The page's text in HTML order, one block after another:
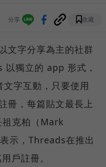
分享 收藏
文字分享為主的社群
獨立的 app 形式，
字互動，只要使用
冊，每篇貼文最長上
克柏（Mark
示，Threads在推出
戶註冊。